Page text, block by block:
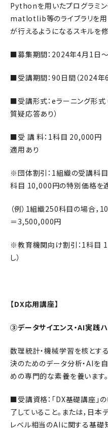
Pythonを用いたプログラミ
matlotlib等のライブラリを用
が行えるようになるスキルを修
■募集期間：2024年4月1日
■受講期間：90日間（2024年
■受講形式：eラーニング形式
質疑応答あり）
■受 講 料：1科目 20,000円
適用あり
※団体割引：1組織の受講科
科目 10,000円の特別価格を
（例）1組織250科目の場合
＝3,500,000円
※教育機関向け割引：1科目
し）
【DX応用講座】
③データサイエンス・AI実践ハ
数理統計・機械学習を核とす
決のためのデータ分析・AIを
めの専門的な素養を養います。
■受講資格：「DX基礎講座」
了していること。または，日
レベル相当のAIに関する基礎